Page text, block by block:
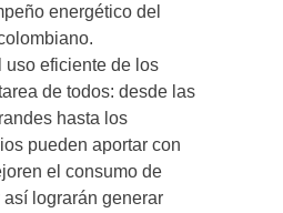
energético del
uso eficiente de los
de todos: desde las
hasta los
pueden aportar con
el consumo de
lograrán generar